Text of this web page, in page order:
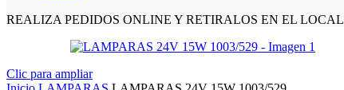
REALIZA PEDIDOS ONLINE Y RETIRALOS EN EL LOCAL
Clic para ampliar